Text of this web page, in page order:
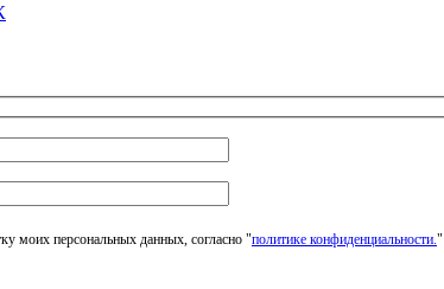
моих персональных данных, согласно "политике конфиденциальности."